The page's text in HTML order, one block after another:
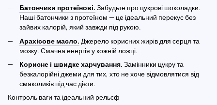
Батончики протеїнові. Забудьте про цукрові шоколадки.
Наші батончики з протеїном — це ідеальний перекус без
зайвих калорій, який завжди під рукою.
Арахісове масло. Джерело корисних жирів для серця та
мозку. Смачна енергія у кожній ложці.
Корисне і швидке харчування. Замінники цукру та
безкалорійні джеми для тих, хто не хоче відмовлятися від
смаколиків під час дієти.
Контроль ваги та ідеальний рельєф